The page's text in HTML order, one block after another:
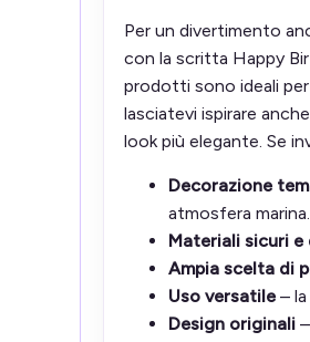
Per un divertimento
con la scritta Happy
prodotti sono ideali per
lasciatevi ispirare
look più elegante. Se
Decorazione
atmosfera marina.
Materiali sicuri e
Ampia scelta di
Uso versatile –
Design originali